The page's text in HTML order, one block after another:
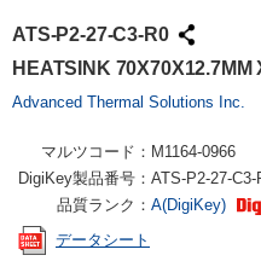
ATS-P2-27-C3-R0
HEATSINK 70X70X12.7MM
Advanced Thermal Solutions Inc.
マルツコード： M1164-0966
DigiKey製品番号： ATS-P2-27-C3-
品質ランク： A(DigiKey)
データシート